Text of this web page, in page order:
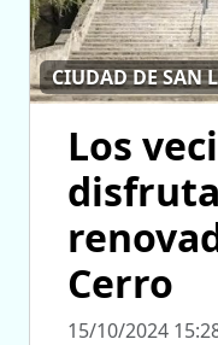
CIUDAD DE SAN
Los
Cerro
15/10/2024